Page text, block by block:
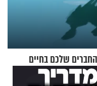
שלכם בחיים